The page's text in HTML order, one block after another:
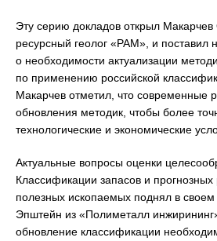
Эту серию докладов открыл Макарчев
ресурсный геолог «РАМ», и поставил
о необходимости актуализации
по применению российской
Макарчев отметил, что современные
обновления методик, чтобы более
технологические и экономические
Актуальные вопросы оценки
Классификации запасов и прогнозных
полезных ископаемых поднял в
Эпштейн из «Полиметалл
обновление классификации